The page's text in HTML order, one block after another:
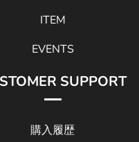
ITEM
EVENTS
SUPPORT
購入履歴